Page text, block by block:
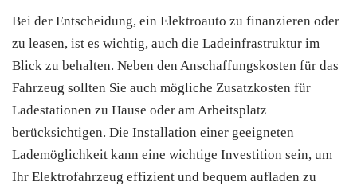
Bei der Entscheidung, ein Elektroauto zu finanzieren oder
zu leasen, ist es wichtig, auch die Ladeinfrastruktur im
Blick zu behalten. Neben den Anschaffungskosten für das
Fahrzeug sollten Sie auch mögliche Zusatzkosten für
Ladestationen zu Hause oder am Arbeitsplatz
berücksichtigen. Die Installation einer geeigneten
Lademöglichkeit kann eine wichtige Investition sein, um
Ihr Elektrofahrzeug effizient und bequem aufladen zu